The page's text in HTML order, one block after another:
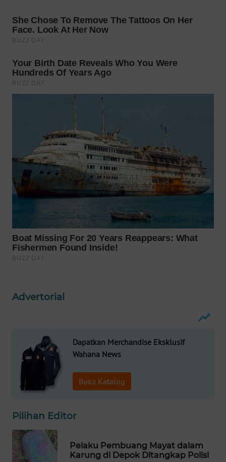
Advertorial
Dapatkan Merchandise Eksklusif
Wahana News
Buka Katalog
Pilihan Editor
Pelaku Pembuang Mayat dalam
Karung di Depok Ditangkap Polisi
PRIANGAN
TIMUR
SEMARANG
WN
BOROBUDUR
WN
MADURA
SURABAYA
WN
NATUNA
WN
LIKUPANG
WN
WN
BORNEO